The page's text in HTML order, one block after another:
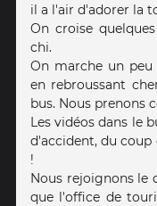
il a l'air d'adorer la
On croise
chi.
On marche un
en rebroussant
bus. Nous prenons
Les vidéos dans le
d'accident, du
!
Nous rejoignons le
que l'office de